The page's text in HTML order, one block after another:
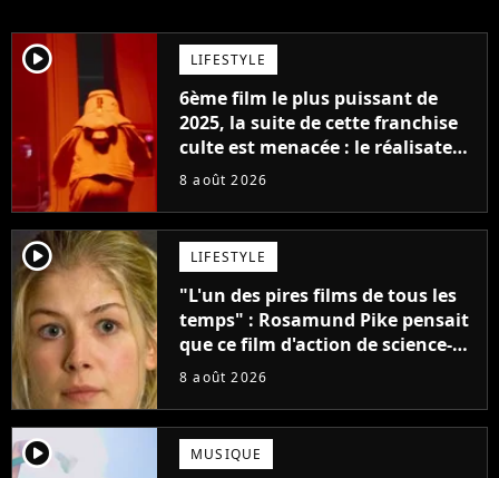
player2 LIFESTYLE
6ème film le plus puissant de
2025, la suite de cette franchise
culte est menacée : le réalisateur
claque la porte pour "différends
8 août 2026
player2 LIFESTYLE
"L'un des pires films de tous les
temps" : Rosamund Pike pensait
que ce film d'action de science-
fiction avec Dwayne Johnson
8 août 2026
player2 MUSIQUE